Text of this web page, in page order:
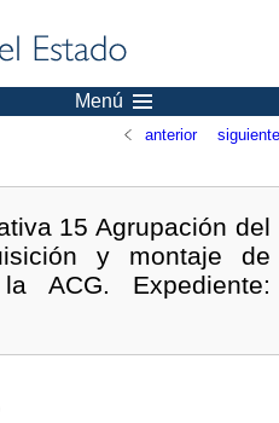
Menú
anterior siguiente
15 Agrupación del
y montaje de
ACG. Expediente: